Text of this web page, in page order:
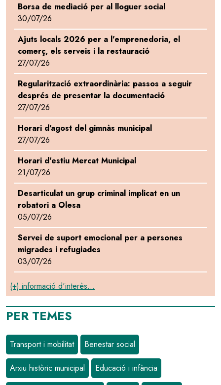
Borsa de mediació per al lloguer social
30/07/26
Ajuts locals 2026 per a l'emprenedoria, el
comerç, els serveis i la restauració
27/07/26
Regularització extraordinària: passos a seguir
després de presentar la documentació
27/07/26
Horari d'agost del gimnàs municipal
27/07/26
Horari d'estiu Mercat Municipal
21/07/26
Desarticulat un grup criminal implicat en un
robatori a Olesa
05/07/26
Servei de suport emocional per a persones
migrades i refugiades
03/07/26
(+) informació d'interès...
PER TEMES
Transport i mobilitat Benestar social
Arxiu històric municipal Educació i infància